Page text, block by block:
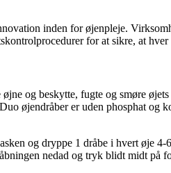
inden for øjenpleje.
for at sikre, at
og beskytte, fugte og smøre
øjendråber er uden phosphat
og dryppe 1 dråbe i hvert øje
nedad og tryk blidt midt på